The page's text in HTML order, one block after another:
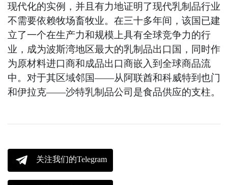
现代化的实例，并且有力地证明了现代乳制品行业
不需要依赖牧场畜牧业。在三十多年间，该国已建
立了一个在生产力和规模上具有全球竞争力的行
业，成为波斯湾地区最大的乳制品出口国，同时作
为原材料进口商和成品出口商嵌入到全球商品流
中。对于其区域邻国——从阿联酋和科威特到也门
和伊拉克——沙特乳制品公司是食品供应的支柱。
关注我们的Telegram